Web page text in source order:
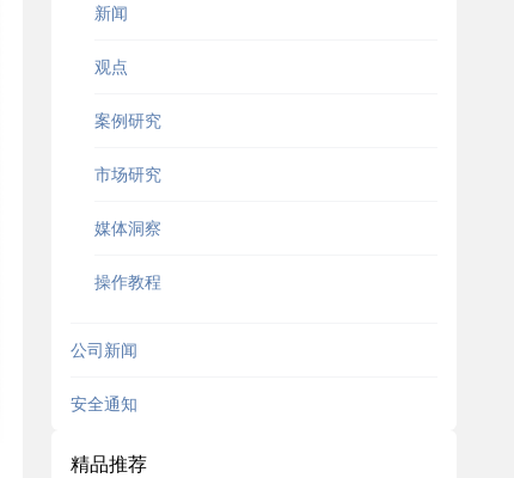
新闻
观点
案例研究
市场研究
媒体洞察
操作教程
公司新闻
安全通知
精品推荐